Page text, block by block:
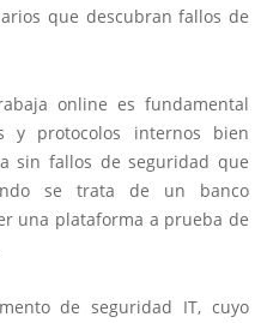
que descubran fallos de
online es fundamental
y protocolos internos bien
sin fallos de seguridad que
se trata de un banco
una plataforma a prueba de
de seguridad IT, cuyo